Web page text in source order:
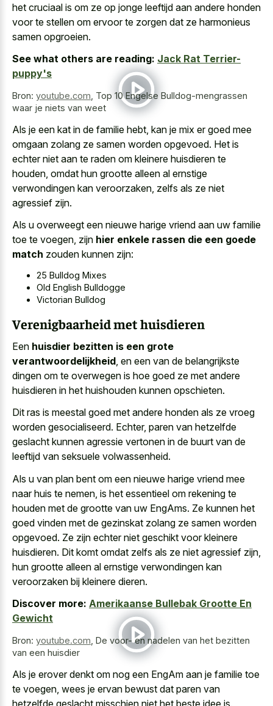
het cruciaal is om ze op jonge leeftijd aan andere honden
voor te stellen om ervoor te zorgen dat ze harmonieus
samen opgroeien.
See what others are reading: Jack Rat Terrier-
puppy's
Bron: youtube.com Top 10 Engelse Bulldog-mengrassen
waar je niets van weet
Als je een kat in de familie hebt, kan je mix ergoed mee
omgaan zolang ze samen worden opgevoed. Het is
echter niet aan te raden om kleinere huisdieren te
houden, omdat hun grootte alleen al ernstige
verwondingen kan veroorzaken, zelfs als ze niet
agressief zijn.
Als u overweegt een nieuwe harige vriend aan uw familie
toe te voegen, zijn hier enkele rassen die een goede
match zouden kunnen zijn:
25 Bulldog Mixes
Old English Bulldogge
Victorian Bulldog
Verenigbaarheid met huisdieren
Een huisdier bezitten is een grote
verantwoordelijkheid , en een van de belangrijkste
dingen om te overwegen is hoe goed ze met andere
huisdieren in het huishouden kunnen opschieten.
Dit ras is meestal goed met andere honden als ze vroeg
worden gesocialiseerd. Echter, paren van hetzelfde
geslacht kunnen agressie vertonen in de buurt van de
leeftijd van seksuele volwassenheid.
Als u van plan bent om een nieuwe harige vriend mee
naar huis te nemen, is het essentieel om rekening te
houden met de grootte van uw EngAms. Ze kunnen het
goed vinden met de gezinskat zolang ze samen worden
opgevoed. Ze zijn echter niet geschikt voor kleinere
huisdieren. Dit komt omdat zelfs als ze niet agressief zijn,
hun grootte alleen al ernstige verwondingen kan
veroorzaken bij kleinere dieren.
Discover more: Amerikaanse Bullebak Grootte En
Gewicht
Bron: youtube.com De voor- en nadelen van het bezitten
van een huisdier
Als je erover denkt om nog een EngAm aan je familie toe
te voegen, wees je ervan bewust dat paren van
hetzelfde geslacht misschien niet het beste idee is.